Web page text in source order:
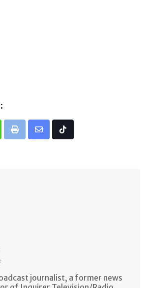
Print
Share Tiktok
journalist, a former news